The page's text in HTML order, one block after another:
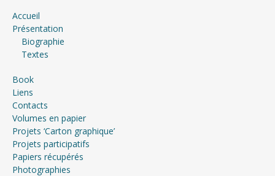
Accueil
Présentation
Biographie
Textes
Book
Liens
Contacts
Volumes en papier
Projets ‘Carton graphique’
Projets participatifs
Papiers récupérés
Photographies